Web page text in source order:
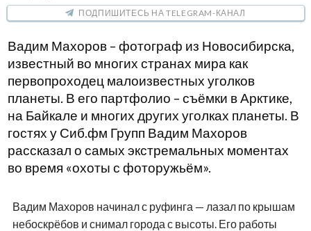
ПОДПИШИТЕСЬ НА TELEGRAM-КАНАЛ
Вадим Махоров – фотограф из Новосибирска,
известный во многих странах мира как
первопроходец малоизвестных уголков
планеты. В его партфолио – съёмки в Арктике,
на Байкале и многих других уголках планеты. В
гостях у Сиб.фм Групп Вадим Махоров
рассказал о самых экстремальных моментах
во время «охоты с фоторужьём».
Вадим Махоров начинал с руфинга — лазал по крышам
небоскрёбов и снимал города с высоты. Его работы